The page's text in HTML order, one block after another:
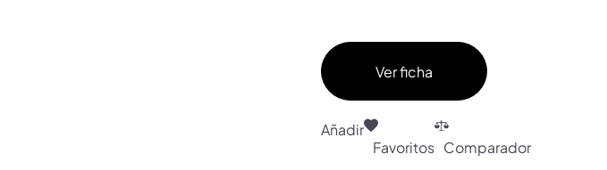
Ver ficha
Añadir
Favoritos Comparador